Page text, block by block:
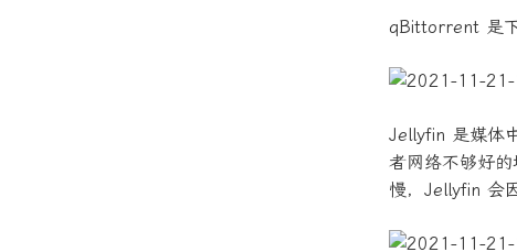
qBittorrent 是下
Jellyfin 是媒体
者网络不够好
慢，Jellyfin 会